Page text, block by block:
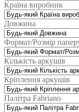
Країна виробник
Довжина
Формат/Розмір
Кількість аркушів
Кріплення аркушів
Палітра Fabriano